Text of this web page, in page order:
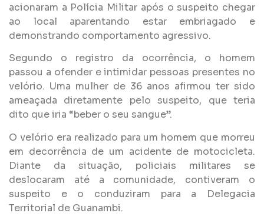
acionaram a Polícia Militar após o suspeito chegar
ao local aparentando estar embriagado e
demonstrando comportamento agressivo.
Segundo o registro da ocorrência, o homem
passou a ofender e intimidar pessoas presentes no
velório. Uma mulher de 36 anos afirmou ter sido
ameaçada diretamente pelo suspeito, que teria
dito que iria “beber o seu sangue”.
O velório era realizado para um homem que morreu
em decorrência de um acidente de motocicleta.
Diante da situação, policiais militares se
deslocaram até a comunidade, contiveram o
suspeito e o conduziram para a Delegacia
Territorial de Guanambi.